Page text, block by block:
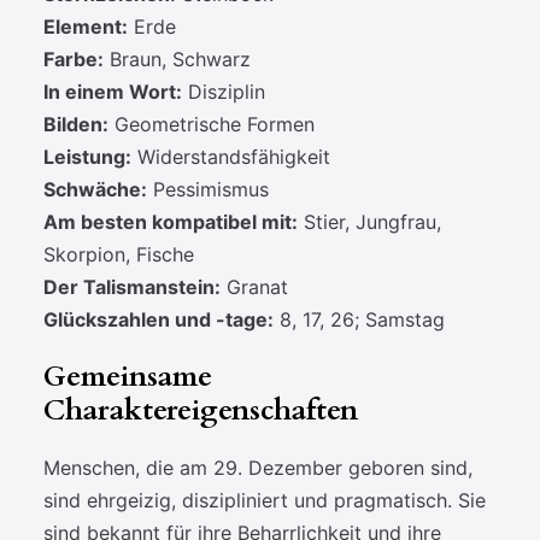
Element: Erde
Farbe: Braun, Schwarz
In einem Wort: Disziplin
Bilden: Geometrische Formen
Leistung: Widerstandsfähigkeit
Schwäche: Pessimismus
Am besten kompatibel mit: Stier, Jungfrau,
Skorpion, Fische
Der Talismanstein: Granat
Glückszahlen und -tage: 8, 17, 26; Samstag
Gemeinsame
Charaktereigenschaften
Menschen, die am 29. Dezember geboren sind,
sind ehrgeizig, diszipliniert und pragmatisch. Sie
sind bekannt für ihre Beharrlichkeit und ihre